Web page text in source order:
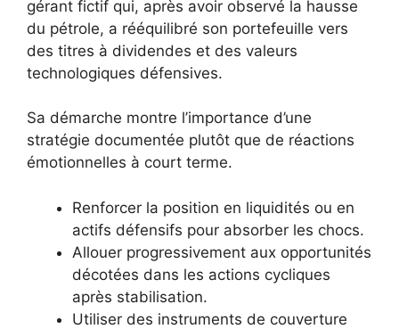
gérant fictif qui, après avoir observé la hausse
du pétrole, a rééquilibré son portefeuille vers
des titres à dividendes et des valeurs
technologiques défensives.
Sa démarche montre l’importance d’une
stratégie documentée plutôt que de réactions
émotionnelles à court terme.
Renforcer la position en liquidités ou en
actifs défensifs pour absorber les chocs.
Allouer progressivement aux opportunités
décotées dans les actions cycliques
après stabilisation.
Utiliser des instruments de couverture